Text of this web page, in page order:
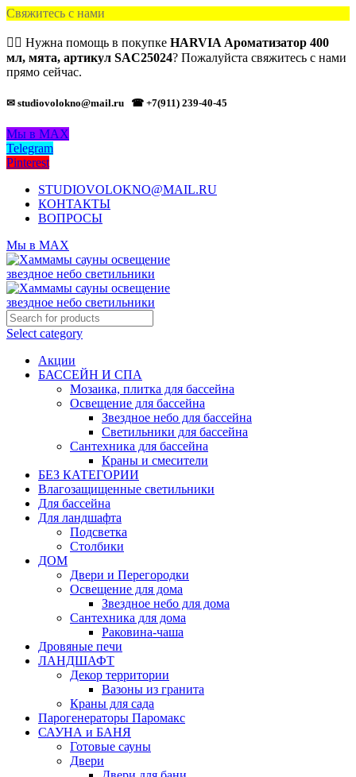
Свяжитесь с нами
🙋‍♂️ Нужна помощь в покупке HARVIA Ароматизатор 400
мл, мята, артикул SAC25024? Пожалуйста свяжитесь с нами
прямо сейчас.
✉ studiovolokno@mail.ru ☎ +7(911) 239-40-45
Мы в MAX
Telegram
Pinterest
STUDIOVOLOKNO@MAIL.RU
КОНТАКТЫ
ВОПРОСЫ
Мы в MAX
Select category
Акции
БАССЕЙН И СПА
Мозаика, плитка для бассейна
Освещение для бассейна
Звездное небо для бассейна
Светильники для бассейна
Сантехника для бассейна
Краны и смесители
БЕЗ КАТЕГОРИИ
Влагозащищенные светильники
Для бассейна
Для ландшафта
Подсветка
Столбики
ДОМ
Двери и Перегородки
Освещение для дома
Звездное небо для дома
Сантехника для дома
Раковина-чаша
Дровяные печи
ЛАНДШАФТ
Декор территории
Вазоны из гранита
Краны для сада
Парогенераторы Паромакс
САУНА и БАНЯ
Готовые сауны
Двери